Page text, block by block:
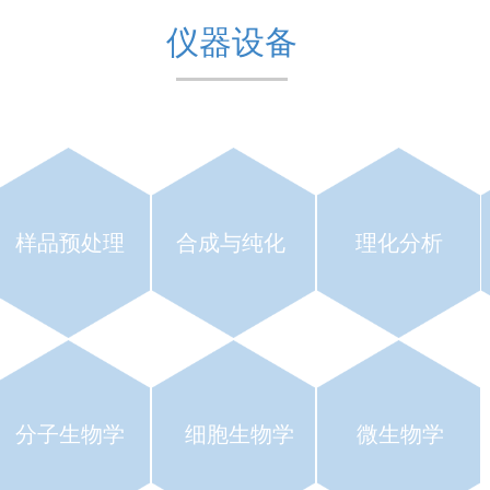
微生物学
细胞生物学
分子生物学
理化分析
合成与纯化
样品预处理
仪器设备